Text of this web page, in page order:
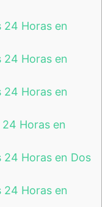
24 Horas en
24 Horas en
24 Horas en
Horas en
24 Horas en Dos
24 Horas en